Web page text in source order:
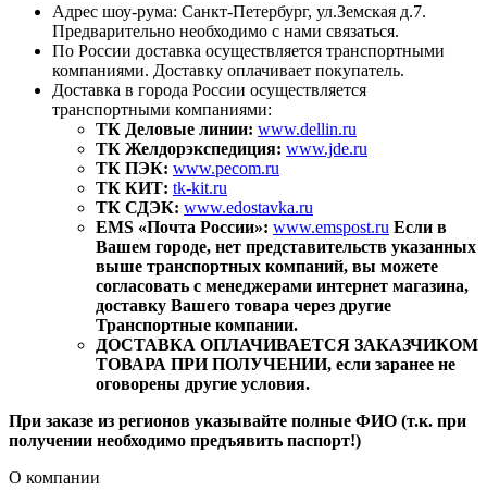
Адрес шоу-рума: Санкт-Петербург, ул.Земская д.7.
Предварительно необходимо с нами связаться.
По России доставка осуществляется транспортными
компаниями. Доставку оплачивает покупатель.
Доставка в города России осуществляется
транспортными компаниями:
ТК Деловые линии: www.dellin.ru
ТК Желдорэкспедиция: www.jde.ru
ТК ПЭК: www.pecom.ru
ТК КИТ: tk-kit.ru
ТК СДЭК: www.edostavka.ru
EMS «Почта России»: www.emspost.ru Если в
Вашем городе, нет представительств указанных
выше транспортных компаний, вы можете
согласовать с менеджерами интернет магазина,
доставку Вашего товара через другие
Транспортные компании.
ДОСТАВКА ОПЛАЧИВАЕТСЯ ЗАКАЗЧИКОМ
ТОВАРА ПРИ ПОЛУЧЕНИИ, если заранее не
оговорены другие условия.
При заказе из регионов указывайте полные ФИО (т.к. при
получении необходимо предъявить паспорт!)
О компании